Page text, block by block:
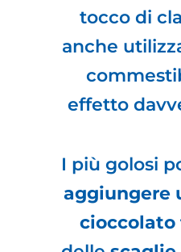
tocco di
anche
effetto
I più golosi
aggiungere